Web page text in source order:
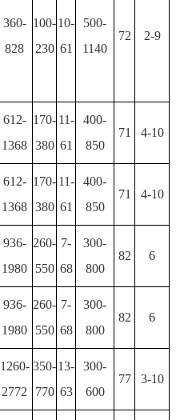
360-
828
100-
230
10-
61
500-
1140
72 2-9
612-
1368
170-
380
11-
61
400-
850
71 4-10
612-
1368
170-
380
11-
61
400-
850
71 4-10
936-
1980
260-
550
7-
68
300-
800
82 6
936-
1980
260-
550
7-
68
300-
800
82 6
1260-
2772
350-
770
13-
63
300-
600
77 3-10